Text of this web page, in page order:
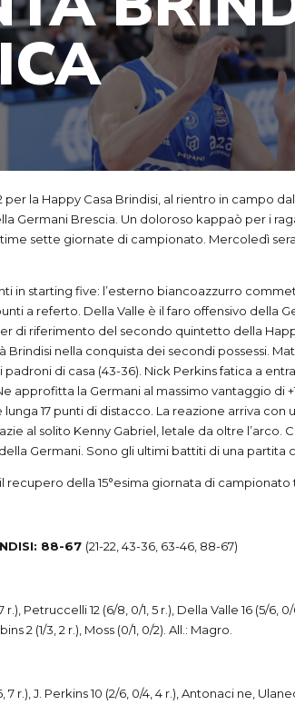
la Happy Casa Brindisi, al rientro in campo
Germani Brescia. Un doloroso kappaò per i
sette giornate di campionato. Mercoledì
in starting five: l’esterno biancoazzurro
a referto. Della Valle è il faro offensivo della
di riferimento del secondo quintetto della
Brindisi nella conquista dei secondi possessi.
di casa (43-36). Nick Perkins fatica a
approfitta la Germani al massimo vantaggio di
17 punti di distacco. La reazione arriva
al solito Kenny Gabriel, letale da oltre l’arco.
Germani. Sono gli ultimi battiti di una
della 15°esima giornata di
88-67 (21-22, 43-36, 63-46, 88-67)
7 r.), Petruccelli 12 (6/8, 0/1, 5 r.), Della Valle 16 (5/
2 (1/3, 2 r.), Moss (0/1, 0/2). All.: Magro.
7 r.), J. Perkins 10 (2/6, 0/4, 4 r.), Antonaci ne,